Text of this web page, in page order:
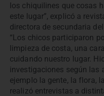
los chiquilines que cosas
este lugar”, explicó a
directora de secundaria del
“Los chicos participaron
limpieza de costa, una
cuidando nuestro lugar.
investigaciones según las
ejemplo la gente, la flora,
realizó entrevistas a